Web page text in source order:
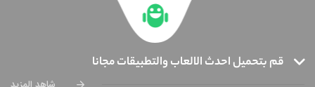
قم بتحميل احدث الالعاب والتطبيقات مجانا